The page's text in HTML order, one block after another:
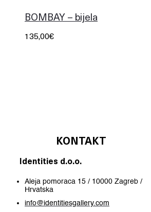
BOMBAY – bijela
135,00€
KONTAKT
Identities d.o.o.
Aleja pomoraca 15 / 10000 Zagreb /
Hrvatska
info@identitiesgallery.com